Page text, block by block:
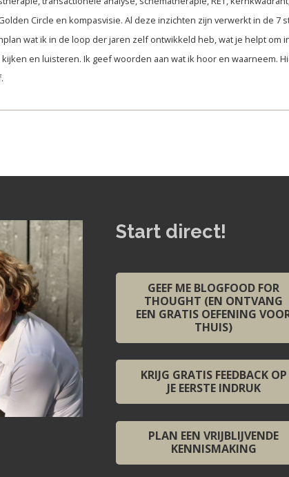
Circle en kompasvisie. Al deze inzichten zijn verwerkt in de
wat ik in de loop der jaren zelf ontwikkeld heb, wat je helpt om
en luisteren. Ik geef woorden aan wat ik hoor en waarneem.
Start direct!
GEEF ME BLOGFOOD FOR
THOUGHT (EN ONTVANG
EEN GRATIS OEFENING
THUIS)
KRIJG GRATIS FEEDBACK OP
JE EERSTE INDRUK
PLAN EEN VRIJBLIJVENDE
KENNISMAKING